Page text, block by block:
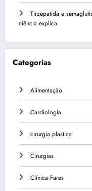
Tirzepatida e
ciência explica
Categorias
Alimentação
Cardiologia
cirurgia plastica
Cirurgias
Clínica Fares